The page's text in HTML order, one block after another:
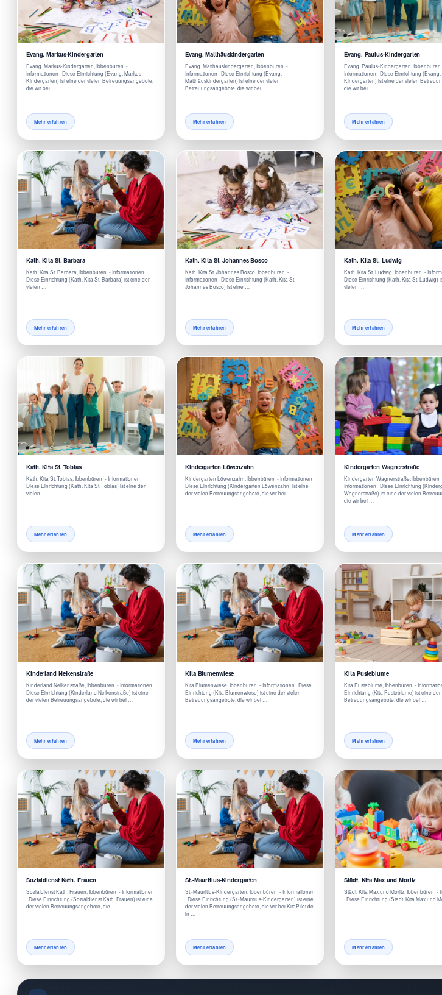
Evang. Markus-Kindergarten
Evang. Markus-Kindergarten, Ibbenbüren -
Informationen Diese Einrichtung (Evang. Markus-
Kindergarten) ist eine der vielen Betreuungsangebote,
die wir bei …
Mehr erfahren
Evang. Matthäuskindergarten
Evang. Matthäuskindergarten, Ibbenbüren -
Informationen Diese Einrichtung (Evang.
Matthäuskindergarten) ist eine der vielen
Betreuungsangebote, die wir bei …
Mehr erfahren
Evang. Paulus-Kindergarten
Evang. Paulus-Kindergarten,
Informationen Diese Einrichtung (Evang.
Kindergarten) ist eine der vielen
die wir bei …
Mehr erfahren
Kath. Kita St. Barbara
Kath. Kita St. Barbara, Ibbenbüren - Informationen
Diese Einrichtung (Kath. Kita St. Barbara) ist eine der
vielen …
Mehr erfahren
Kath. Kita St. Johannes Bosco
Kath. Kita St. Johannes Bosco, Ibbenbüren -
Informationen Diese Einrichtung (Kath. Kita St.
Johannes Bosco) ist eine …
Mehr erfahren
Kath. Kita St. Ludwig
Kath. Kita St. Ludwig, Ibbenbüren -
Diese Einrichtung (Kath. Kita St. Ludwig)
vielen …
Mehr erfahren
Kath. Kita St. Tobias
Kath. Kita St. Tobias, Ibbenbüren - Informationen
Diese Einrichtung (Kath. Kita St. Tobias) ist eine der
vielen …
Mehr erfahren
Kindergarten Löwenzahn
Kindergarten Löwenzahn, Ibbenbüren - Informationen
Diese Einrichtung (Kindergarten Löwenzahn) ist eine
der vielen Betreuungsangebote, die wir bei …
Mehr erfahren
Kindergarten Wagnerstraße
Kindergarten Wagnerstraße, Ibbenbüren
Informationen Diese Einrichtung
Wagnerstraße) ist eine der vielen
die wir bei …
Mehr erfahren
Kinderland Nelkenstraße
Kinderland Nelkenstraße, Ibbenbüren - Informationen
Diese Einrichtung (Kinderland Nelkenstraße) ist eine
der vielen Betreuungsangebote, die wir bei …
Mehr erfahren
Kita Blumenwiese
Kita Blumenwiese, Ibbenbüren - Informationen Diese
Einrichtung (Kita Blumenwiese) ist eine der vielen
Betreuungsangebote, die wir bei …
Mehr erfahren
Kita Pusteblume
Kita Pusteblume, Ibbenbüren -
Einrichtung (Kita Pusteblume) ist eine der
Betreuungsangebote, die wir bei …
Mehr erfahren
Sozialdienst Kath. Frauen
Sozialdienst Kath. Frauen, Ibbenbüren - Informationen
Diese Einrichtung (Sozialdienst Kath. Frauen) ist eine
der vielen Betreuungsangebote, die …
Mehr erfahren
St.-Mauritius-Kindergarten
St.-Mauritius-Kindergarten, Ibbenbüren - Informationen
Diese Einrichtung (St.-Mauritius-Kindergarten) ist eine
der vielen Betreuungsangebote, die wir bei KitaPilot.de
in …
Mehr erfahren
Städt. Kita Max und Moritz
Städt. Kita Max und Moritz, Ibbenbüren -
Diese Einrichtung (Städt. Kita Max und
Mehr erfahren